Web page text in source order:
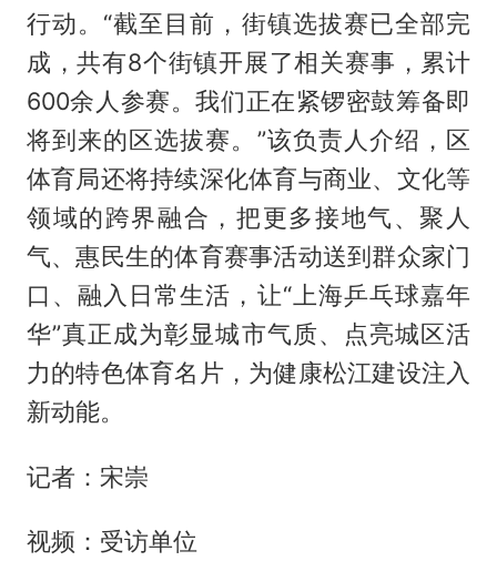
行动。“截至目前，街镇选拔赛已全部完
成，共有8个街镇开展了相关赛事，累计
600余人参赛。我们正在紧锣密鼓筹备即
将到来的区选拔赛。”该负责人介绍，区
体育局还将持续深化体育与商业、文化等
领域的跨界融合，把更多接地气、聚人
气、惠民生的体育赛事活动送到群众家门
口、融入日常生活，让“上海乒乓球嘉年
华”真正成为彰显城市气质、点亮城区活
力的特色体育名片，为健康松江建设注入
新动能。
记者：宋崇
视频：受访单位